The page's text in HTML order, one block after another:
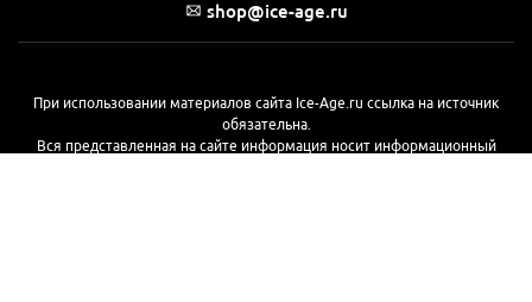
shop@ice-age.ru
При использовании материалов сайта Ice-Age.ru ссылка на источник
обязательна.
Вся представленная на сайте информация носит информационный